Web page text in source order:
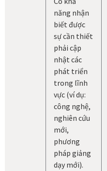
năng nhận
biết được
sự cần thiết
phải cập
nhật các
phát triển
trong lĩnh
vực (ví dụ:
công nghệ,
nghiên cứu
mới,
phương
pháp giảng
dạy mới).